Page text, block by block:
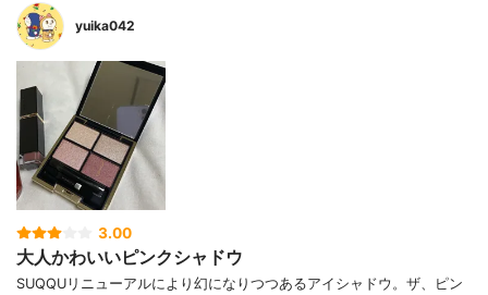
yuika042
3.00
大人かわいいピンクシャドウ
SUQQUリニューアルにより幻になりつつあるアイシャドウ。ザ、ピン